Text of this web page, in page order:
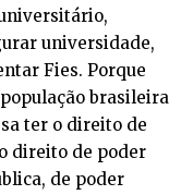
universidade,
Fies. Porque
brasileira
ter o direito de
direito de poder
de poder